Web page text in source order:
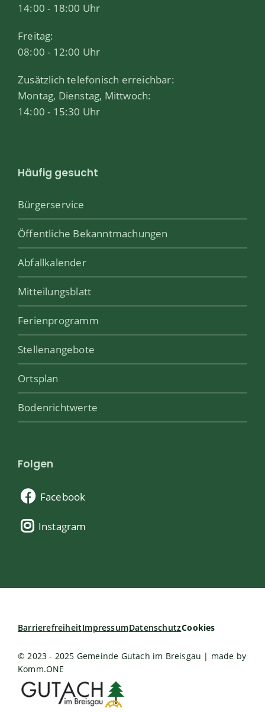
14:00 - 18:00 Uhr
Freitag:
08:00 - 12:00 Uhr
Zusätzlich telefonisch erreichbar:
Montag, Dienstag, Mittwoch:
14:00 - 15:30 Uhr
Häufig gesucht
Bürgerservice
Öffentliche Bekanntmachungen
Abfallkalender
Mitteilungsblatt
Ferienprogramm
Stellenangebote
Ortsplan
Bodenrichtwerte
Folgen
Facebook
Instagram
BarrierefreiheitImpressumDatenschutzCookies
© 2023 - 2025 Gemeinde Gutach im Breisgau | made by
Komm.ONE